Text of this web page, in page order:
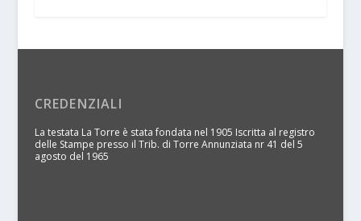
CREDENZIALI
La testata La Torre è stata fondata nel 1905 Iscritta al registro
delle Stampe presso il Trib. di Torre Annunziata nr 41 del 5
agosto del 1965